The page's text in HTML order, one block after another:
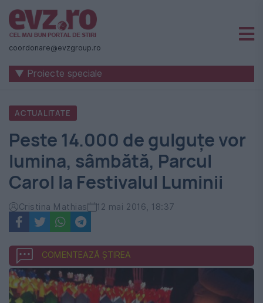
Știri
naționale
internaționale
România
-
Evenimentul
Zilei
coordonare@evzgroup.ro
▼ Proiecte speciale
ACTUALITATE
Peste 14.000 de gulguţe vor
lumina, sâmbătă, Parcul
Carol la Festivalul Luminii
Cristina Mathias 12 mai 2016, 18:37
COMENTEAZĂ ȘTIREA